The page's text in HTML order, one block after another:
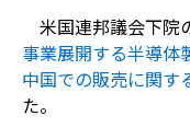
米国連邦議会下院
事業展開する半導体
中国での販売に関す
た。